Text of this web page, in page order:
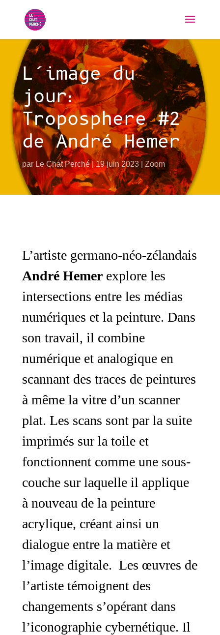
L’image du
jour:
Troposphere #2
de André Hemer
par Le Chat Perché 19 juin 2023 Zoom
L’artiste germano-néo-zélandais
André Hemerexplore les
intersections entre les médias
numériques et la peinture. Dans
son travail, il combine
numérique et analogique en
scannant des traces de peintures
à même la vitre d’un scanner
plat. Les scans sont par la suite
imprimés sur la toile et
fonctionnent comme une sous-
couche sur laquelle il applique
à nouveau de la peinture
acrylique, créant ainsi un
dialogue entre la matière et
l’image digitale. Les œuvres de
l’artiste témoignent des
changements s’opérant dans
l’iconographie cybernétique. Il